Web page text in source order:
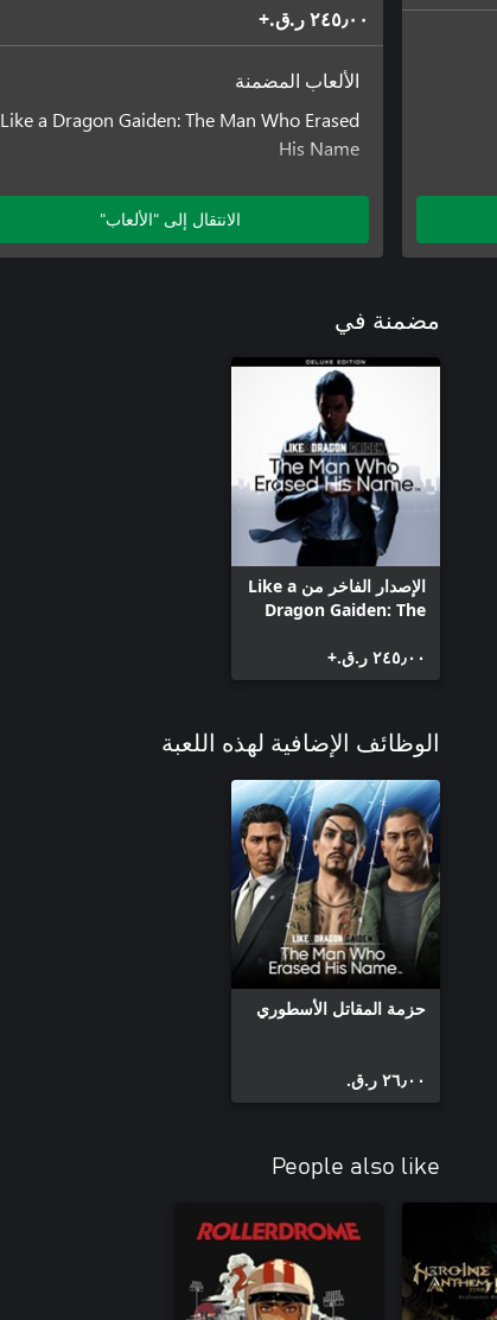
٢٤٥٫٠٠ ر.ق.‏+
الألعاب المضمنة
Like a Dragon Gaiden: The Man Who Erased
His Name
الوظائف الإضافية المضمنة
حزمة المقاتل الأسطوري
الانتقال إلى "الألعاب"
مضمنة في
الإصدار الفاخر من Like a
Dragon Gaiden: The
Name
٢٤٥٫٠٠ ر.ق.‏+
الوظائف الإضافية لهذه اللعبة
حزمة المقاتل الأسطوري
٢٦٫٠٠ ر.ق.‏
People also like